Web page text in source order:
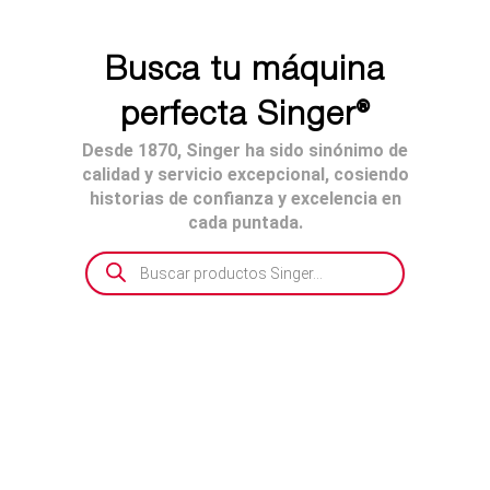
Busca tu máquina
perfecta Singer®
Desde 1870, Singer ha sido sinónimo de
calidad y servicio excepcional, cosiendo
historias de confianza y excelencia en
cada puntada.
Búsqueda
de
productos